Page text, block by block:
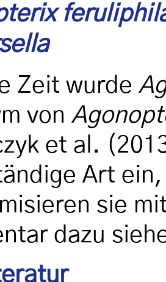
Zeit wurde
von
et al.
Art
sie
dazu